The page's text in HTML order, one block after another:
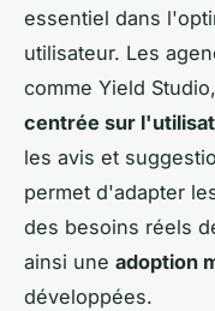
essentiel dans
utilisateur. Les
comme Yield
centrée sur
les avis et
permet d'adapter
des besoins réels
ainsi une adoption
développées.